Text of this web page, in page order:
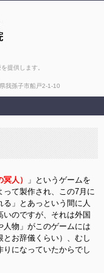
提供します。
我孫子市船戸2-1-10
人）
」というゲームを
て製作され、この7月に
」とあっという間に人
のですが、それは外国
人物」がこのゲームには
お辞儀くらい）、むし
になっていたからでし